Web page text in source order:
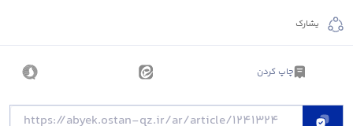
يشارك
چاپ کردن